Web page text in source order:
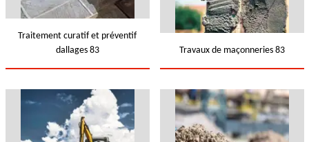
Traitement curatif et préventif
dallages 83
Travaux de maçonneries 83